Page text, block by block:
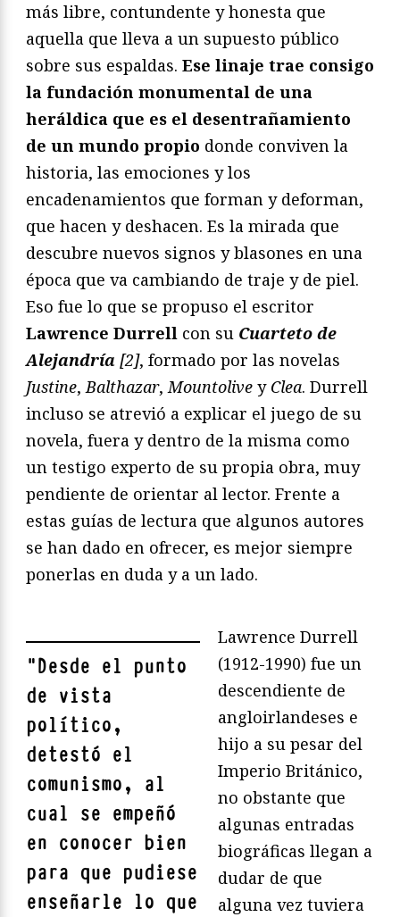
más libre, contundente y honesta que
aquella que lleva a un supuesto público
sobre sus espaldas. Ese linaje trae consigo
la fundación monumental de una
heráldica que es el desentrañamiento
de un mundo propio donde conviven la
historia, las emociones y los
encadenamientos que forman y deforman,
que hacen y deshacen. Es la mirada que
descubre nuevos signos y blasones en una
época que va cambiando de traje y de piel.
Eso fue lo que se propuso el escritor
Lawrence Durrell con su Cuarteto de
Alejandría [2], formado por las novelas
Justine,Balthazar,Mountolive y Clea. Durrell
incluso se atrevió a explicar el juego de su
novela, fuera y dentro de la misma como
un testigo experto de su propia obra, muy
pendiente de orientar al lector. Frente a
estas guías de lectura que algunos autores
se han dado en ofrecer, es mejor siempre
ponerlas en duda y a un lado.
"Desde el punto
de vista
político,
detestó el
comunismo, al
cual se empeñó
en conocer bien
para que pudiese
enseñarle lo que
Lawrence Durrell
(1912-1990) fue un
descendiente de
angloirlandeses e
hijo a su pesar del
Imperio Británico,
no obstante que
algunas entradas
biográficas llegan a
dudar de que
alguna vez tuviera